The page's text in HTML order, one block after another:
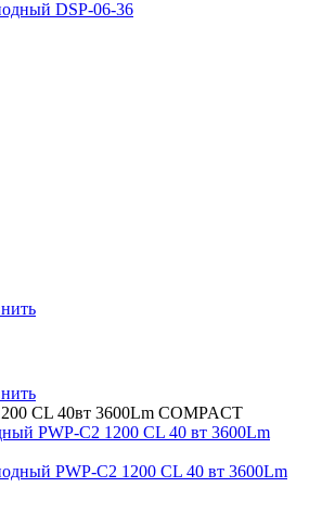
CL 40вт 3600Lm COMPACT
PWP-С2 1200 CL 40 вт 3600Lm